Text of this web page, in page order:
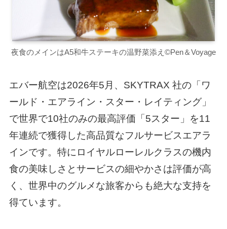
夜食のメインはA5和牛ステーキの温野菜添え©Pen＆Voyage
エバー航空は2026年5月、SKYTRAX 社の「ワ
ールド・エアライン・スター・レイティング」
で世界で10社のみの最高評価「5スター」を11
年連続で獲得した高品質なフルサービスエアラ
インです。特にロイヤルローレルクラスの機内
食の美味しさとサービスの細やかさは評価が高
く、世界中のグルメな旅客からも絶大な支持を
得ています。